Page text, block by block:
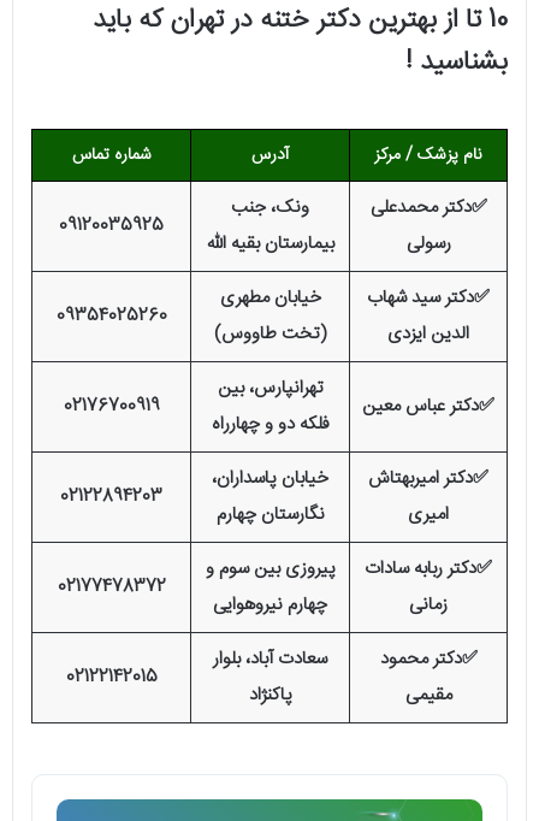
10 تا از بهترین دکتر ختنه در تهران که باید
بشناسید !
نام پزشک / مرکز آدرس شماره تماس
✅دکتر محمدعلی
رسولی
ونک، جنب
بیمارستان بقیه الله
09120035925
✅دکتر سید شهاب
الدین ایزدی
خیابان مطهری
(تخت طاووس)
09354025260
✅دکتر عباس معین
تهرانپارس، بین
فلکه دو و چهارراه
02176700919
✅دکتر امیربهتاش
امیری
خیابان پاسداران،
نگارستان چهارم
02122894203
✅دکتر ربابه سادات
زمانی
پیروزی بین سوم و
چهارم نیروهوایی
02177478372
✅دکتر محمود
مقیمی
سعادت آباد، بلوار
پاکنژاد
02122142015